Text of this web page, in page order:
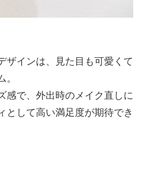
ザインは、見た目も可愛くて
。
感で、外出時のメイク直しに
として高い満足度が期待でき